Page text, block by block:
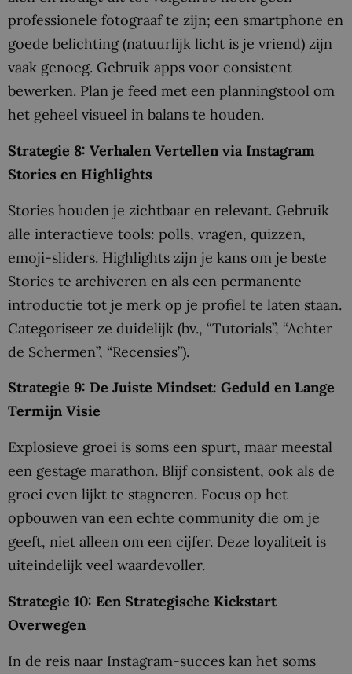
professionele fotograaf te zijn; een smartphone en
goede belichting (natuurlijk licht is je vriend) zijn
vaak genoeg. Gebruik apps voor consistent
bewerken. Plan je feed met een planningstool om
het geheel visueel in balans te houden.
Strategie 8: Verhalen Vertellen via Instagram
Stories en Highlights
Stories houden je zichtbaar en relevant. Gebruik
alle interactieve tools: polls, vragen, quizzen,
emoji-sliders. Highlights zijn je kans om je beste
Stories te archiveren en als een permanente
introductie tot je merk op je profiel te laten staan.
Categoriseer ze duidelijk (bv., “Tutorials”, “Achter
de Schermen”, “Recensies”).
Strategie 9: De Juiste Mindset: Geduld en Lange
Termijn Visie
Explosieve groei is soms een spurt, maar meestal
een gestage marathon. Blijf consistent, ook als de
groei even lijkt te stagneren. Focus op het
opbouwen van een echte community die om je
geeft, niet alleen om een cijfer. Deze loyaliteit is
uiteindelijk veel waardevoller.
Strategie 10: Een Strategische Kickstart
Overwegen
In de reis naar Instagram-succes kan het soms